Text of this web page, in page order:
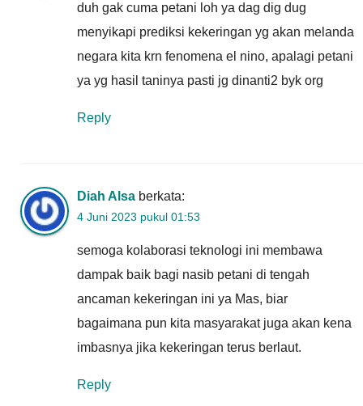
duh gak cuma petani loh ya dag dig dug
menyikapi prediksi kekeringan yg akan melanda
negara kita krn fenomena el nino, apalagi petani
ya yg hasil taninya pasti jg dinanti2 byk org
Reply
Diah Alsa berkata:
4 Juni 2023 pukul 01:53
semoga kolaborasi teknologi ini membawa
dampak baik bagi nasib petani di tengah
ancaman kekeringan ini ya Mas, biar
bagaimana pun kita masyarakat juga akan kena
imbasnya jika kekeringan terus berlaut.
Reply